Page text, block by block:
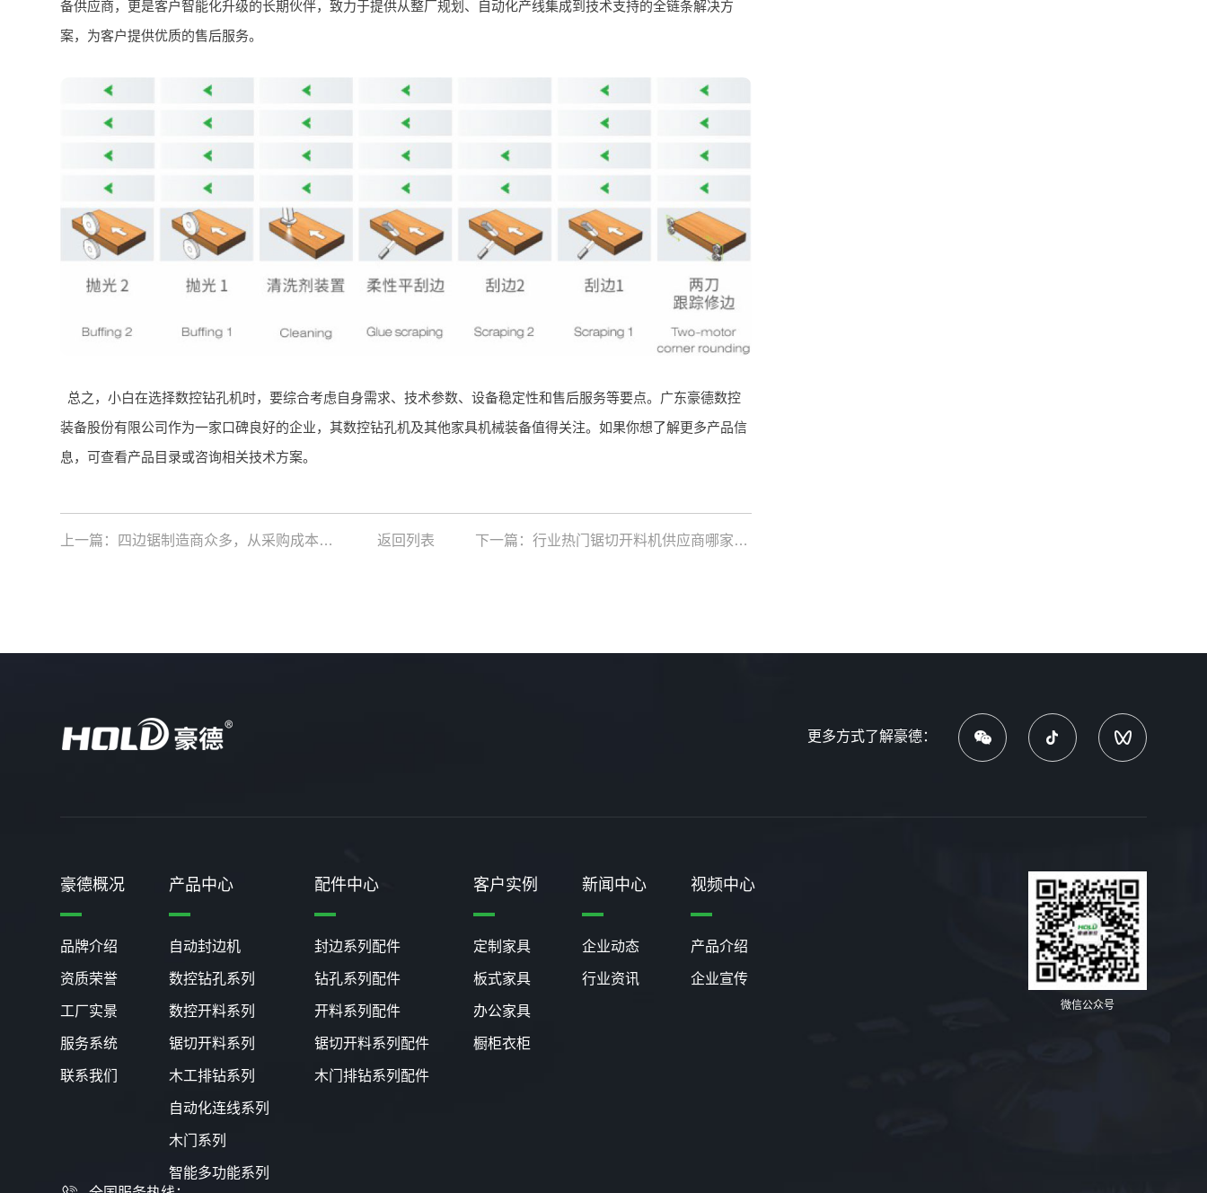
备供应商，更是客户智能化升级的长期伙伴，致力于提供从整厂规划、自动化产线集成到技术支持的全链条解决方
案，为客户提供优质的售后服务。
总之，小白在选择数控钻孔机时，要综合考虑自身需求、技术参数、设备稳定性和售后服务等要点。广东豪德数控
装备股份有限公司作为一家口碑良好的企业，其数控钻孔机及其他家具机械装备值得关注。如果你想了解更多产品信
息，可查看产品目录或咨询相关技术方案。
上一篇： 四边锯制造商众多，从采购成本和效率看，选对厂家能让月产量提升30%，怎么挑？ 返回列表 下一篇：行业热门锯切开料机供应商哪家强？一文为你揭晓答案！
更多方式了解豪德：
豪德概况
品牌介绍
资质荣誉
工厂实景
服务系统
联系我们
产品中心
自动封边机
数控钻孔系列
数控开料系列
锯切开料系列
木工排钻系列
自动化连线系列
木门系列
智能多功能系列
配件中心
封边系列配件
钻孔系列配件
开料系列配件
锯切开料系列配件
木门排钻系列配件
客户实例
定制家具
板式家具
办公家具
橱柜衣柜
新闻中心
企业动态
行业资讯
视频中心
产品介绍
企业宣传
微信公众号